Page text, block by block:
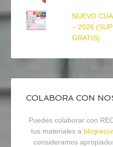
NUEVO
– 2026
GRATIS)
COLABORA CON
Puedes colaborar con
tus materiales a
consideramos